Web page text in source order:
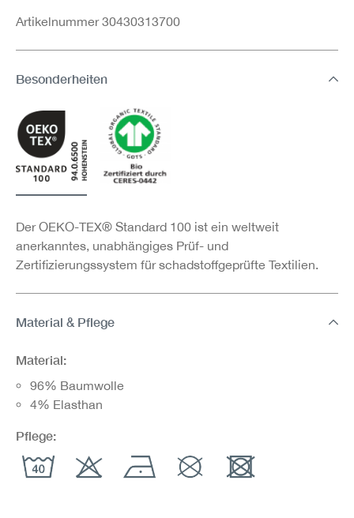
Artikelnummer 30430313700
Besonderheiten
Der OEKO-TEX® Standard 100 ist ein weltweit
anerkanntes, unabhängiges Prüf- und
Zertifizierungssystem für schadstoffgeprüfte Textilien.
Material & Pflege
Material:
96% Baumwolle
4% Elasthan
Pflege: